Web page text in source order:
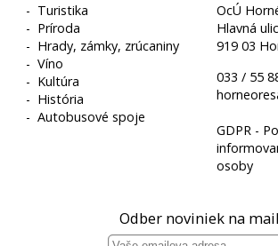
- Turistika
- Príroda
- Hrady, zámky, zrúcaniny
-Víno
- Kultúra
- História
-Autobusové spoje
OcÚ
Hlavná
919 03
033 / 55
GDPR -
osoby
Odber noviniek na mail